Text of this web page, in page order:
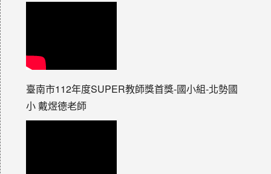
臺南市112年度SUPER教師獎首獎-國小組-北勢國
小 戴煜德老師